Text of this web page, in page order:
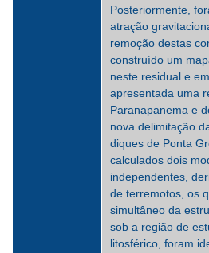
Posteriormente,
atração
remoção destas
construído um
neste residual e
apresentada uma
Paranapanema e
nova delimitação
diques de Ponta
calculados dois
independentes,
de terremotos, os
simultâneo da
sob a região de
litosférico, foram